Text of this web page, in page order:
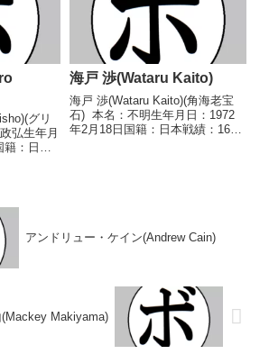
グリ
弘生年月
：日本
海戸 渉(Wataru Kaito)
海戸 渉(Wataru Kaito)(角海老宝
石) 本名：不明生年月日：1972
年2月18日国籍：日本戦績：16戦
アンドリュー・ケイン(Andrew Cain)
Makiyama)